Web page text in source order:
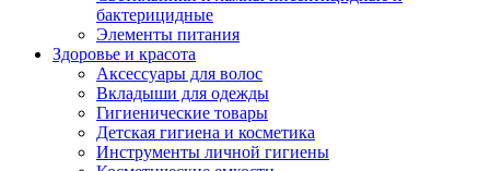
бактерицидные
Элементы питания
Здоровье и красота
Аксессуары для волос
Вкладыши для одежды
Гигиенические товары
Детская гигиена и косметика
Инструменты личной гигиены